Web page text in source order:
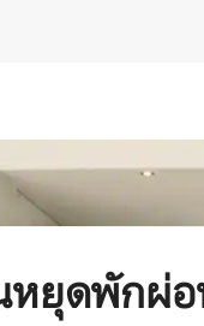
หยุดพักผ่